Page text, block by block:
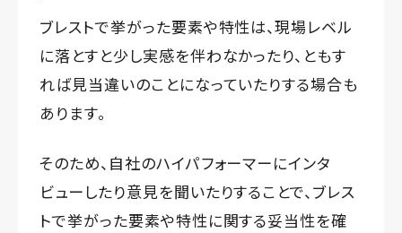
ブレストで挙がった要素や特性は、現場レベル
に落とすと少し実感を伴わなかったり、ともす
れば見当違いのことになっていたりする場合も
あります。
そのため、自社のハイパフォーマーにインタ
ビューしたり意見を聞いたりすることで、ブレス
トで挙がった要素や特性に関する妥当性を確